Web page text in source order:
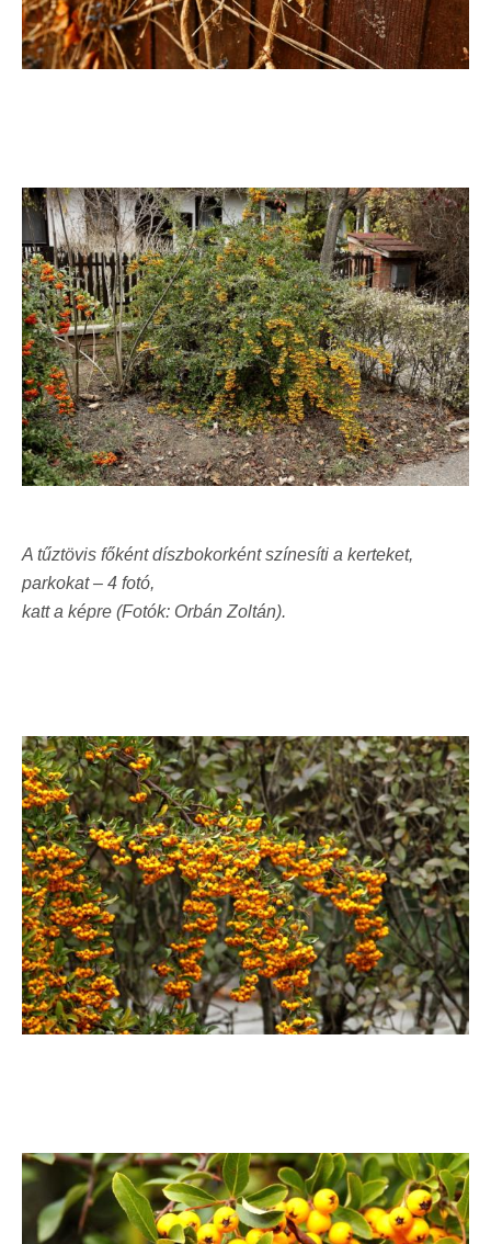
A tűztövis főként díszbokorként színesíti a kerteket,
parkokat – 4 fotó,
katt a képre (Fotók: Orbán Zoltán).